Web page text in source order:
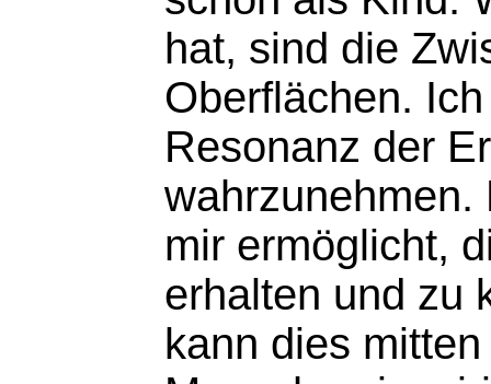
hat, sind die
Oberflächen.
Resonanz der
wahrzunehmen.
mir ermöglicht,
erhalten und zu
kann dies